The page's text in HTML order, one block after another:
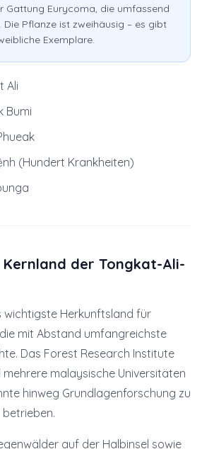
Gattung Eurycoma, die umfassend
Die Pflanze ist zweihäusig – es gibt
Exemplare.
Ali
Bumi
(Hundert Krankheiten)
Kernland der Tongkat-Ali-
wichtigste Herkunftsland für
mit Abstand umfangreichste
Das Forest Research Institute
mehrere malaysische Universitäten
hinweg Grundlagenforschung zu
auf der Halbinsel sowie